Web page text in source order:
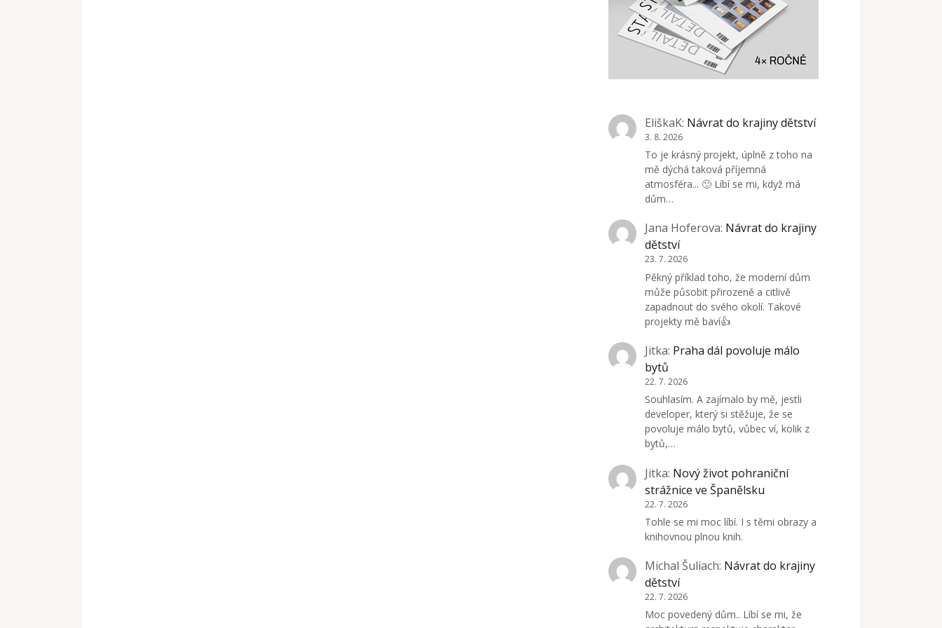
EliškaK: Návrat do krajiny dětství
3. 8. 2026
To je krásný projekt, úplně z toho na
mě dýchá taková příjemná
atmosféra... 🙂 Líbí se mi, když má
dům…
Jana Hoferova: Návrat do krajiny
dětství
23. 7. 2026
Pěkný příklad toho, že moderní dům
může působit přirozeně a citlivě
zapadnout do svého okolí. Takové
projekty mě baví👍
Jitka: Praha dál povoluje málo
bytů
22. 7. 2026
Souhlasím. A zajímalo by mě, jestli
developer, který si stěžuje, že se
povoluje málo bytů, vůbec ví, kolik z
bytů,…
Jitka: Nový život pohraniční
strážnice ve Španělsku
22. 7. 2026
Tohle se mi moc líbí. I s těmi obrazy a
knihovnou plnou knih.
Michal Šuliach: Návrat do krajiny
dětství
22. 7. 2026
Moc povedený dům.. Líbí se mi, že